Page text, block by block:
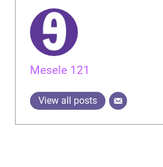
Mesele 121
View all posts